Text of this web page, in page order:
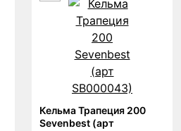
Кельма Трапеция 200
Sevenbest (арт